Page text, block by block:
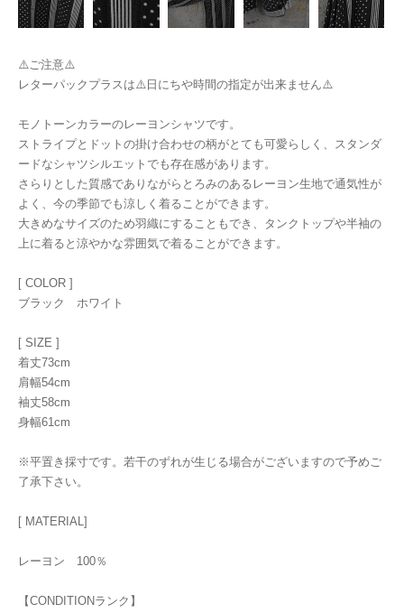
⚠️ご注意⚠️
レターパックプラスは⚠️日にちや時間の指定が出来ません⚠️
モノトーンカラーのレーヨンシャツです。
ストライプとドットの掛け合わせの柄がとても可愛らしく、スタンダ
ードなシャツシルエットでも存在感があります。
さらりとした質感でありながらとろみのあるレーヨン生地で通気性が
よく、今の季節でも涼しく着ることができます。
大きめなサイズのため羽織にすることもでき、タンクトップや半袖の
上に着ると涼やかな雰囲気で着ることができます。
[ COLOR ]
ブラック ホワイト
[ SIZE ]
着丈73cm
肩幅54cm
袖丈58cm
身幅61cm
※平置き採寸です。若干のずれが生じる場合がございますので予めご
了承下さい。
[ MATERIAL]
レーヨン 100％
【CONDITIONランク】